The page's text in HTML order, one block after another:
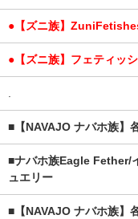
●【ズニ族】
●【ズニ族】フェティッ
.
■【NAVAJO ナバホ族】
■ナバホ族Eagle Fether/
ュエリー
■【NAVAJO ナバホ族】